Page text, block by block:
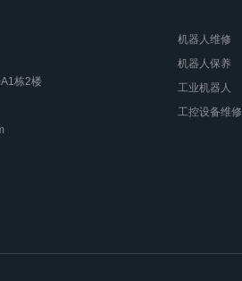
栋2楼
机器人维修
机器人保养
工业机器人
工控设备维修